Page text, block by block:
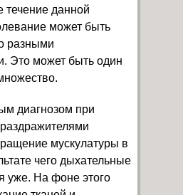
течение данной
может быть
разными
Это может быть один
диагнозом при
мускулатуры в
чего дыхательные
уже. На фоне этого